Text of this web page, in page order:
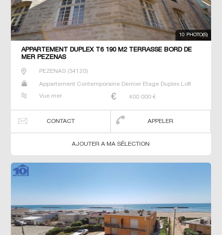
10 PHOTO(S)
APPARTEMENT DUPLEX T6 190 M2 TERRASSE BORD DE
MER PEZENAS
PEZENAS(34120)
Appartement Contemporaine Dernier Etage Duplex Loft
Vue mer
400 000 €
CONTACT APPELER
AJOUTER A MA SÉLECTION